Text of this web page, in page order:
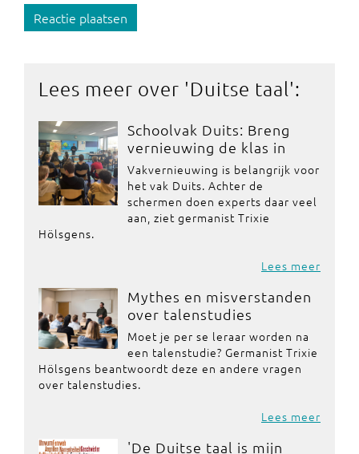
Reactie plaatsen
Lees meer over 'Duitse taal':
Schoolvak Duits: Breng
vernieuwing de klas in
Vakvernieuwing is belangrijk voor
het vak Duits. Achter de
schermen doen experts daar veel
aan, ziet germanist Trixie
Hölsgens.
Lees meer
Mythes en misverstanden
over talenstudies
Moet je per se leraar worden na
een talenstudie? Germanist Trixie
Hölsgens beantwoordt deze en andere vragen
over talenstudies.
Lees meer
'De Duitse taal is mijn